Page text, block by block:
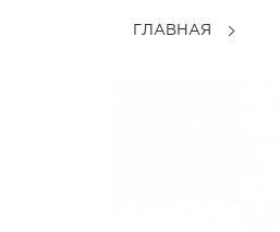
ГЛАВНАЯ